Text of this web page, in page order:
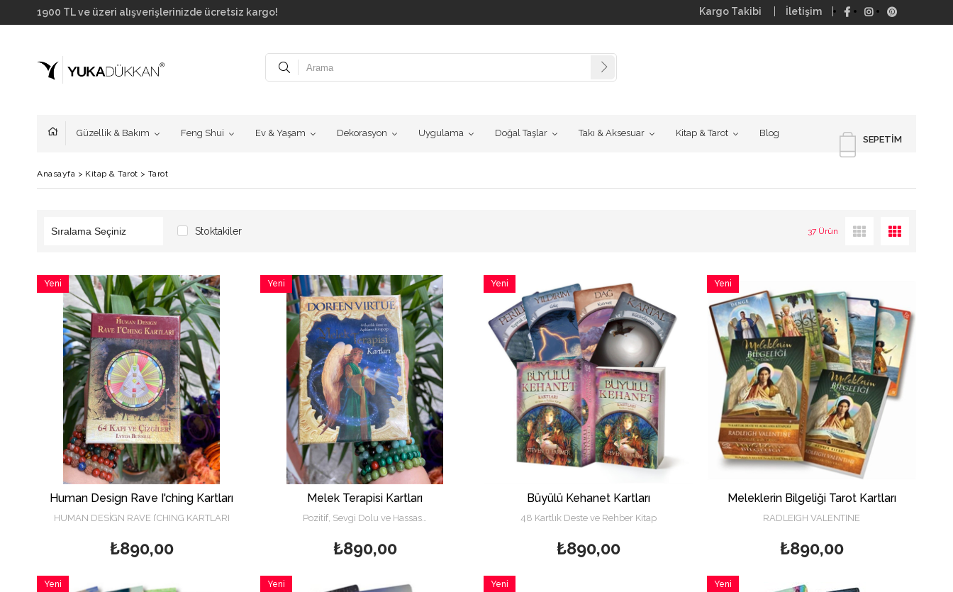
1900 TL ve üzeri alışverişlerinizde ücretsiz kargo! Kargo Takibi İletişim
SEPETIM
Güzellik & Bakım Feng Shui Ev & Yaşam Dekorasyon Uygulama Doğal Taşlar Takı & Aksesuar Kitap & Tarot Blog
Anasayfa > Kitap & Tarot > Tarot
Stoktakiler 37 Ürün
Human Design Rave I'ching Kartları
HUMAN DESİGN RAVE I’CHING KARTLARI
₺890,00
Yeni
Melek Terapisi Kartları
Pozitif, Sevgi Dolu ve Hassas…
₺890,00
Yeni
Büyülü Kehanet Kartları
48 Kartlık Deste ve Rehber Kitap
₺890,00
Yeni
Meleklerin Bilgeliği Tarot Kartları
RADLEIGH VALENTINE
₺890,00
Yeni
Ürün
Yeni
Yeni
Yeni
Yeni